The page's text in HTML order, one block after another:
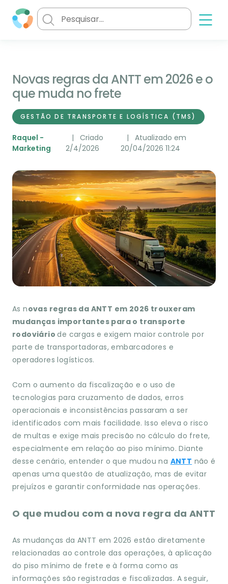
Novas regras da ANTT em 2026 e o
que muda no frete
GESTÃO DE TRANSPORTE E LOGÍSTICA (TMS)
Raquel -
Marketing
Criado
2/4/2026
Atualizado em
20/04/2026 11:24
As novas regras da ANTT em 2026 trouxeram
mudanças importantes para o transporte
rodoviáriode cargas e exigem maior controle por
parte de transportadoras, embarcadores e
operadores logísticos.
Com o aumento da fiscalização e o uso de
tecnologias para cruzamento de dados, erros
operacionais e inconsistências passaram a ser
identificados com mais facilidade. Isso eleva o risco
de multas e exige mais precisão no cálculo do frete,
especialmente em relação ao piso mínimo. Diante
desse cenário, entender o que mudou na ANTT não é
apenas uma questão de atualização, mas de evitar
prejuízos e garantir conformidade nas operações.
O que mudou com a nova regra da ANTT
As mudanças da ANTT em 2026 estão diretamente
relacionadas ao controle das operações, à aplicação
do piso mínimo de frete e à forma como as
informações são registradas e fiscalizadas. A seguir,